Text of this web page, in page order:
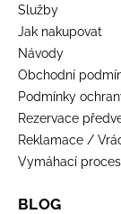
Služby
Jak nakupovat
Návody
Obchodní
Podmínky
Rezervace
Reklamace /
Vymáhací
BLOG